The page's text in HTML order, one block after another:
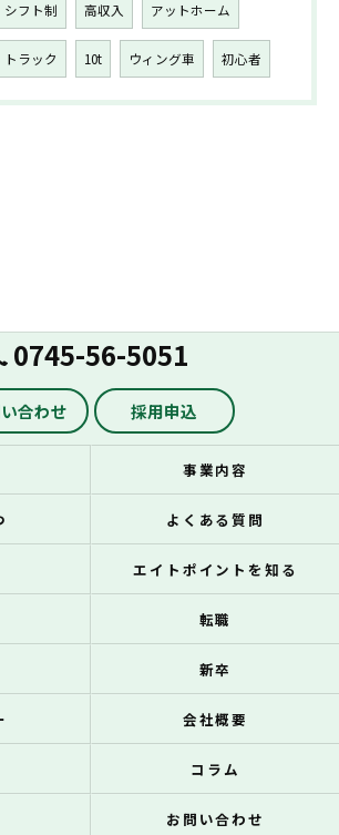
シフト制 高収入 アットホーム
トラック 10t ウィング車 初心者
0745-56-5051
合わせ 採用申込
事業内容
よくある質問
エイトポイントを知る
転職
新卒
会社概要
コラム
お問い合わせ